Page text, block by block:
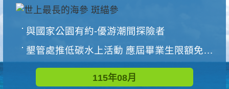
與國家公園有約-優游潮間探險者
墾管處推低碳水上活動 應屆畢業生限額免費參加
115年08月